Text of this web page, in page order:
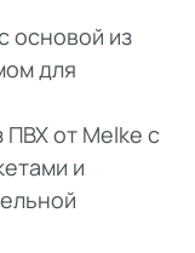
основой из
для
от Melke с
и